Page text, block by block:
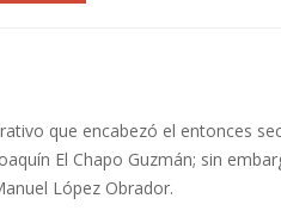
que encabezó el entonces
El Chapo Guzmán; sin
López Obrador.